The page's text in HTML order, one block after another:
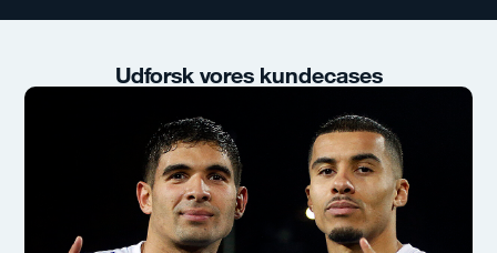
Udforsk vores kundecases